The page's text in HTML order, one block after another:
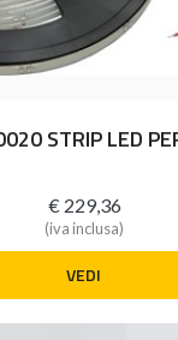
STRIP LED
€ 229,36
(iva inclusa)
VEDI